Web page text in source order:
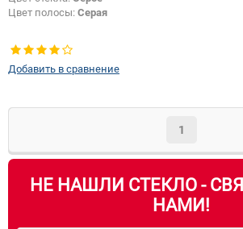
Цвет полосы: Серая
Добавить в сравнение
1
НЕ НАШЛИ СТЕКЛО -
НАМИ!